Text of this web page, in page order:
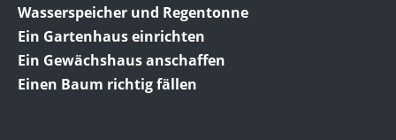
Wasserspeicher und Regentonne
Ein Gartenhaus einrichten
Ein Gewächshaus anschaffen
Einen Baum richtig fällen